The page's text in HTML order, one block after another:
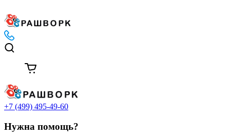
+7 (499) 495-49-60
Нужна помощь?